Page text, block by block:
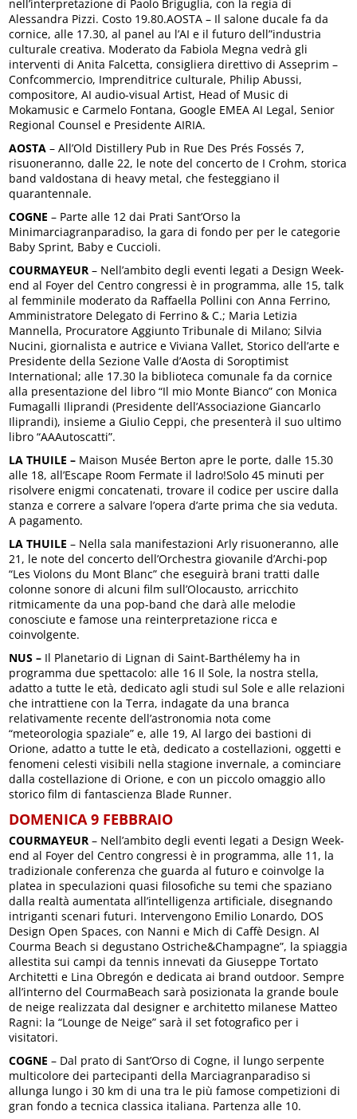
nell’interpretazione di Paolo Briguglia, con la regia di
Alessandra Pizzi. Costo 19.80.AOSTA – Il salone ducale fa da
cornice, alle 17.30, al panel au l’AI e il futuro dell”industria
culturale creativa. Moderato da Fabiola Megna vedrà gli
interventi di Anita Falcetta, consigliera direttivo di Asseprim –
Confcommercio, Imprenditrice culturale, Philip Abussi,
compositore, AI audio-visual Artist, Head of Music di
Mokamusic e Carmelo Fontana, Google EMEA AI Legal, Senior
Regional Counsel e Presidente AIRIA.
AOSTA – All’Old Distillery Pub in Rue Des Prés Fossés 7,
risuoneranno, dalle 22, le note del concerto de I Crohm, storica
band valdostana di heavy metal, che festeggiano il
quarantennale.
COGNE – Parte alle 12 dai Prati Sant’Orso la
Minimarciagranparadiso, la gara di fondo per per le categorie
Baby Sprint, Baby e Cuccioli.
COURMAYEUR – Nell’ambito degli eventi legati a Design Week-
end al Foyer del Centro congressi è in programma, alle 15, talk
al femminile moderato da Raffaella Pollini con Anna Ferrino,
Amministratore Delegato di Ferrino & C.; Maria Letizia
Mannella, Procuratore Aggiunto Tribunale di Milano; Silvia
Nucini, giornalista e autrice e Viviana Vallet, Storico dell’arte e
Presidente della Sezione Valle d’Aosta di Soroptimist
International; alle 17.30 la biblioteca comunale fa da cornice
alla presentazione del libro “Il mio Monte Bianco” con Monica
Fumagalli Iliprandi (Presidente dell’Associazione Giancarlo
Iliprandi), insieme a Giulio Ceppi, che presenterà il suo ultimo
libro “AAAutoscatti”.
LA THUILE – Maison Musée Berton apre le porte, dalle 15.30
alle 18, all’Escape Room Fermate il ladro!Solo 45 minuti per
risolvere enigmi concatenati, trovare il codice per uscire dalla
stanza e correre a salvare l’opera d’arte prima che sia veduta.
A pagamento.
LA THUILE – Nella sala manifestazioni Arly risuoneranno, alle
21, le note del concerto dell’Orchestra giovanile d’Archi-pop
“Les Violons du Mont Blanc” che eseguirà brani tratti dalle
colonne sonore di alcuni film sull’Olocausto, arricchito
ritmicamente da una pop-band che darà alle melodie
conosciute e famose una reinterpretazione ricca e
coinvolgente.
NUS – Il Planetario di Lignan di Saint-Barthélemy ha in
programma due spettacolo: alle 16 Il Sole, la nostra stella,
adatto a tutte le età, dedicato agli studi sul Sole e alle relazioni
che intrattiene con la Terra, indagate da una branca
relativamente recente dell’astronomia nota come
“meteorologia spaziale” e, alle 19, Al largo dei bastioni di
Orione, adatto a tutte le età, dedicato a costellazioni, oggetti e
fenomeni celesti visibili nella stagione invernale, a cominciare
dalla costellazione di Orione, e con un piccolo omaggio allo
storico film di fantascienza Blade Runner.
DOMENICA 9 FEBBRAIO
COURMAYEUR – Nell’ambito degli eventi legati a Design Week-
end al Foyer del Centro congressi è in programma, alle 11, la
tradizionale conferenza che guarda al futuro e coinvolge la
platea in speculazioni quasi filosofiche su temi che spaziano
dalla realtà aumentata all’intelligenza artificiale, disegnando
intriganti scenari futuri. Intervengono Emilio Lonardo, DOS
Design Open Spaces, con Nanni e Mich di Caffè Design. Al
Courma Beach si degustano Ostriche&Champagne”, la spiaggia
allestita sui campi da tennis innevati da Giuseppe Tortato
Architetti e Lina Obregón e dedicata ai brand outdoor. Sempre
all’interno del CourmaBeach sarà posizionata la grande boule
de neige realizzata dal designer e architetto milanese Matteo
Ragni: la “Lounge de Neige” sarà il set fotografico per i
visitatori.
COGNE – Dal prato di Sant’Orso di Cogne, il lungo serpente
multicolore dei partecipanti della Marciagranparadiso si
allunga lungo i 30 km di una tra le più famose competizioni di
gran fondo a tecnica classica italiana. Partenza alle 10.